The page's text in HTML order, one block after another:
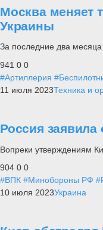
Москва меняет
Украины
За последние два
941 0 0
#Артиллерия
11 июля 2023Техника и
Россия
Вопреки утверждениям
904 0 0
#ВПК #Минобороны РФ
10 июля 2023Украина